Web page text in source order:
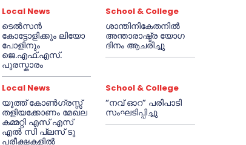
Local News
ടെൽസൻ
കോട്ടോളിക്കും ലിയോ
പോളിനും
ജെ.എഫ്.എസ്.
പുരസ്കാരം
School & College
ശാന്തിനികേതനിൽ
അന്താരാഷ്ട്ര യോഗ
ദിനം ആചരിച്ചു
Local News
യൂത്ത് കോൺഗ്രസ്സ്
തളിയക്കോണം മേഖല
കമ്മറ്റി എസ് എസ്
എൽ സി പ്ലസ് ടു
പരീക്ഷകളിൽ
School & College
“നവ് ഓറ” പരിപാടി
സംഘടിപ്പിച്ചു